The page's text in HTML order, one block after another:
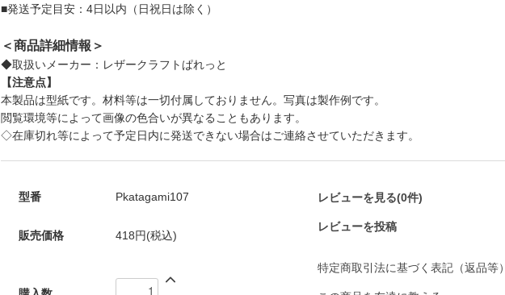
■発送予定目安：4日以内（日祝日は除く）
＜商品詳細情報＞
◆取扱いメーカー：レザークラフトぱれっと
【注意点】
本製品は型紙です。材料等は一切付属しておりません。写真は製作例です。
閲覧環境等によって画像の色合いが異なることもあります。
◇在庫切れ等によって予定日内に発送できない場合はご連絡させていただきます。
型番 Pkatagami107
販売価格 418円(税込)
レビューを見る(0件)
レビューを投稿
特定商取引法に基づく表記（返品等）